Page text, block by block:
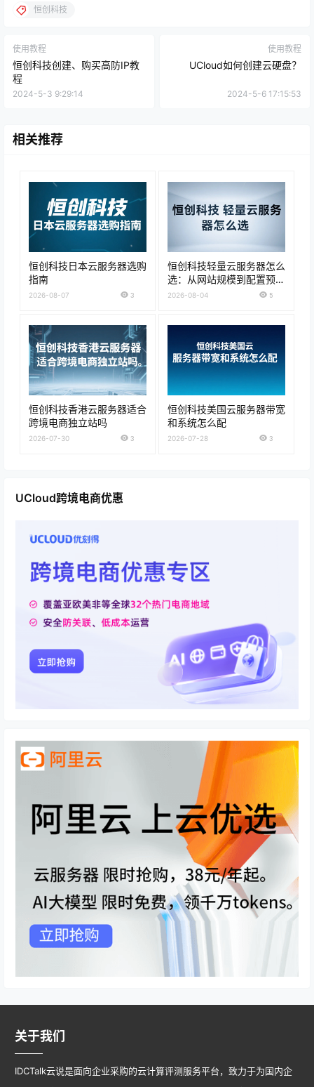
恒创科技
使用教程
恒创科技创建、购买高防IP教
程
2024-5-3 9:29:14
使用教程
UCloud如何创建云硬盘？
2024-5-6 17:15:53
相关推荐
恒创科技日本云服务器选购
指南
2026-08-07 3
恒创科技轻量云服务器怎么
选：从网站规模到配置预算
的购买建议
2026-08-04 5
恒创科技香港云服务器适合
跨境电商独立站吗
2026-07-30 3
恒创科技美国云服务器带宽
和系统怎么配
2026-07-28 3
UCloud跨境电商优惠
关于我们
IDCTalk云说是面向企业采购的云计算评测服务平台，致力于为国内企